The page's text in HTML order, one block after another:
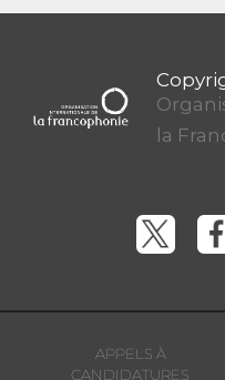
APPELS À
CANDIDATURES
la